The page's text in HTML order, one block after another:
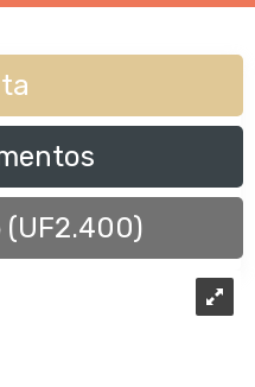
(UF2.400)